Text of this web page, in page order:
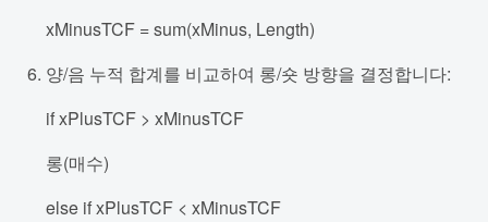
xMinusTCF = sum(xMinus, Length)
양/음 누적 합계를 비교하여 롱/숏 방향을 결정합니다:
if xPlusTCF > xMinusTCF
롱(매수)
else if xPlusTCF < xMinusTCF